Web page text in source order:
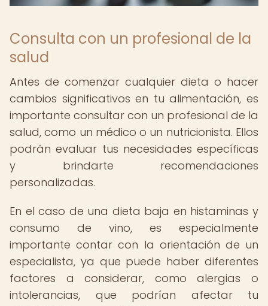
Consulta con un profesional de la
salud
Antes de comenzar cualquier dieta o hacer
cambios significativos en tu alimentación, es
importante consultar con un profesional de la
salud, como un médico o un nutricionista. Ellos
podrán evaluar tus necesidades específicas
y brindarte recomendaciones
personalizadas.
En el caso de una dieta baja en histaminas y
consumo de vino, es especialmente
importante contar con la orientación de un
especialista, ya que puede haber diferentes
factores a considerar, como alergias o
intolerancias, que podrían afectar tu